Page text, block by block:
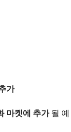
가
마켓에 추가될 예